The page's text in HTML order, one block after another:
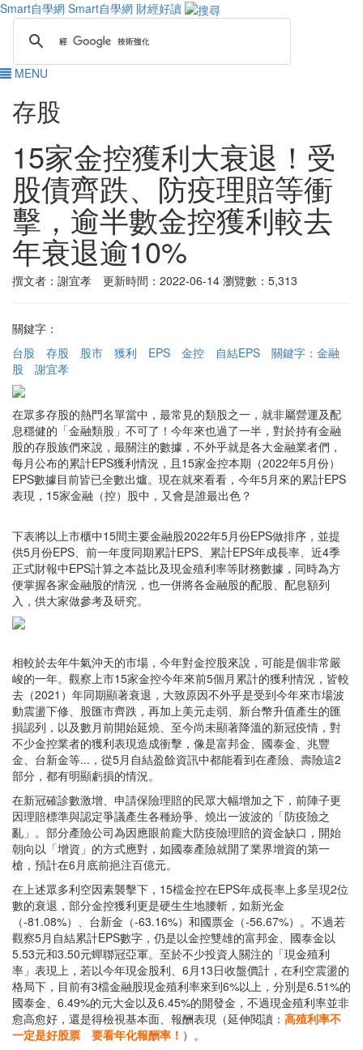
Smart自學網 Smart自學網 財經好讀
MENU
存股
15家金控獲利大衰退！受
股債齊跌、防疫理賠等衝
擊，逾半數金控獲利較去
年衰退逾10%
撰文者：謝宜孝 更新時間：2022-06-14 瀏覽數：5,313
關鍵字：
台股
存股 股市 獲利 EPS 金控 自結EPS
關鍵字：金融
股
謝宜孝
在眾多存股的熱門名單當中，最常見的類股之一，就非屬營運及配
息穩健的「金融類股」不可了！今年來也過了一半，對於持有金融
股的存股族們來說，最關注的數據，不外乎就是各大金融業者們，
每月公布的累計EPS獲利情況，且15家金控本期（2022年5月份）
EPS數據目前皆已全數出爐。現在就來看看，今年5月來的累計EPS
表現，15家金融（控）股中，又會是誰最出色？
下表將以上市櫃中15間主要金融股2022年5月份EPS做排序，並提
供5月份EPS、前一年度同期累計EPS、累計EPS年成長率、近4季
正式財報中EPS計算之本益比及現金殖利率等財務數據，同時為方
便掌握各家金融股的情況，也一併將各金融股的配股、配息額列
入，供大家做參考及研究。
相較於去年牛氣沖天的市場，今年對金控股來說，可能是個非常嚴
峻的一年。觀察上市15家金控今年來前5個月累計的獲利情況，皆較
去（2021）年同期顯著衰退，大致原因不外乎是受到今年來市場波
動震盪下修、股匯市齊跌，再加上美元走弱、新台幣升值產生的匯
損認列，以及數月前開始延燒、至今尚未顯著降溫的新冠疫情，對
不少金控業者的獲利表現造成衝擊，像是富邦金、國泰金、兆豐
金、台新金等...，從5月自結盈餘資訊中都能看到在產險、壽險這2
部分，都有明顯虧損的情況。
在新冠確診數激增、申請保險理賠的民眾大幅增加之下，前陣子更
因理賠標準與認定爭議產生各種紛爭、燒出一波波的「防疫險之
亂」。部分產險公司為因應眼前龐大防疫險理賠的資金缺口，開始
朝向以「增資」的方式應對，如國泰產險就開了業界增資的第一
槍，預計在6月底前挹注百億元。
在上述眾多利空因素襲擊下，15檔金控在EPS年成長率上多呈現2位
數的衰退，部分金控獲利更是硬生生地腰斬，如新光金
（-81.08%）、台新金（-63.16%）和國票金（-56.67%）。不過若
觀察5月自結累計EPS數字，仍是以金控雙雄的富邦金、國泰金以
5.53元和3.50元蟬聯冠亞軍。至於不少投資人關注的「現金殖利
率」表現上，若以今年現金股利、6月13日收盤價計，在利空震盪的
格局下，目前有3檔金融股現金殖利率來到6%以上，分別是6.51%的
國泰金、6.49%的元大金以及6.45%的開發金，不過現金殖利率並非
愈高愈好，還是得檢視基本面、報酬表現（延伸閱讀： 高殖利率不
一定是好股票 要看年化報酬率！ ）。